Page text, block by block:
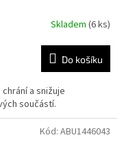
Skladem (6 ks)
Do košíku
a snižuje
součástí.
Kód: ABU1446043